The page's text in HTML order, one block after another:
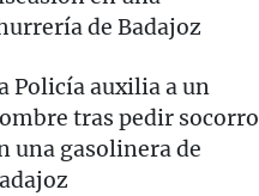
de Badajoz
Policía auxilia a un
tras pedir socorro
una gasolinera de